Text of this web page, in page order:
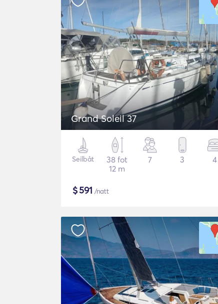
Grand Soleil 37
Seilbåt
38 fot
12 m
7 3 4
$591 /natt